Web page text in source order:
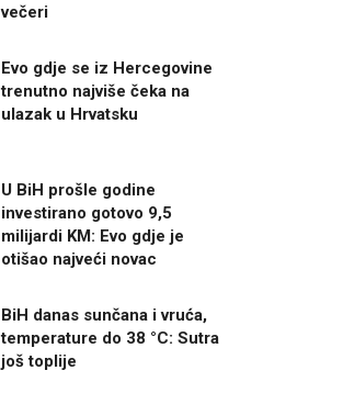
večeri
Evo gdje se iz Hercegovine
trenutno najviše čeka na
ulazak u Hrvatsku
U BiH prošle godine
investirano gotovo 9,5
milijardi KM: Evo gdje je
otišao najveći novac
BiH danas sunčana i vruća,
temperature do 38 °C: Sutra
još toplije